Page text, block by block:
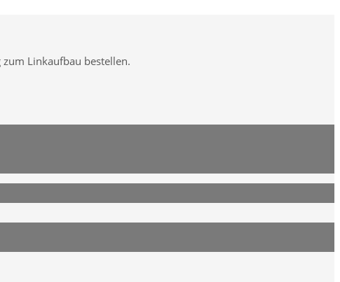
Linkaufbau bestellen.